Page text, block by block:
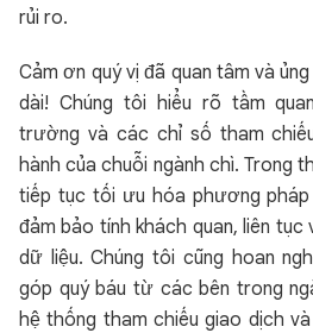
rủi ro.
Cảm ơn quý vị đã quan tâm và
dài! Chúng tôi hiểu rõ tầm
trường và các chỉ số tham
hành của chuỗi ngành chì. Trong
tiếp tục tối ưu hóa phương pháp
đảm bảo tính khách quan, liên
dữ liệu. Chúng tôi cũng hoan
góp quý báu từ các bên trong
hệ thống tham chiếu giao dịch